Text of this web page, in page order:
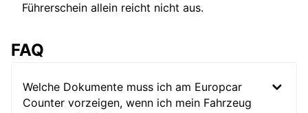
Führerschein allein reicht nicht aus.
FAQ
Welche Dokumente muss ich am Europcar
Counter vorzeigen, wenn ich mein Fahrzeug